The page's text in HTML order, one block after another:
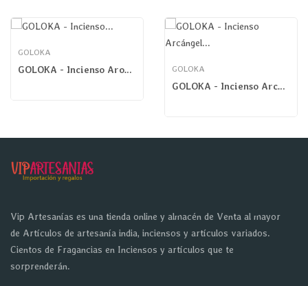
GOLOKA
GOLOKA - Incienso Aromaterapia Romero Masala GOLOKA
GOLOKA - Incienso Arcángel Gabriel Masala
Vip Artesanías es una tienda online y almacén de Venta al mayor
de Artículos de artesanía india, inciensos y artículos variados.
Cientos de Fragancias en Inciensos y artículos que te
sorprenderán.